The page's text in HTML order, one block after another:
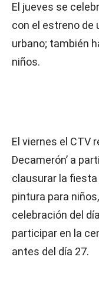
El jueves se
con el estreno de
urbano; también
niños.
El viernes el CTV
Decamerón’ a
clausurar la
pintura para
celebración del
participar en la
antes del día 27.